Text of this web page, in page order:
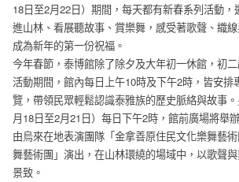
18日至2月22日）期間，每天都有新春系列活動
進山林、看展聽故事、賞樂舞，感受著歌聲、織
成為新年的第一份祝福。
今年春節，泰博館除了除夕及大年初一休館，初
活動期間，館內每日上午10時及下午2時，皆安排
覽，帶領民眾輕鬆認識泰雅族的歷史脈絡與故事
月18日至2月21日）每日下午2時，館前廣場將舉
由烏來在地表演團隊「金拿善原住民文化樂舞藝
舞藝術團」演出，在山林環繞的場域中，以歌聲
景致。